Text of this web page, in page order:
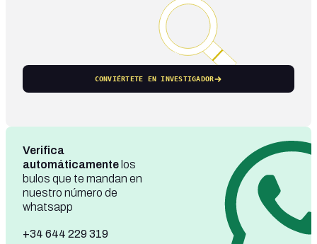
CONVIÉRTETE EN INVESTIGADOR
Verifica
automáticamente los
bulos que te mandan en
nuestro número de
whatsapp
+34 644 229 319